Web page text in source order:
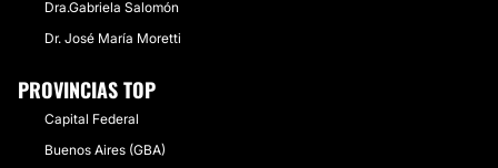
Dra.Gabriela Salomón
Dr. José María Moretti
PROVINCIAS TOP
Capital Federal
Buenos Aires (GBA)